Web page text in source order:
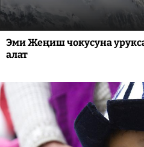
Эми Жеңиш чокусуна
алат